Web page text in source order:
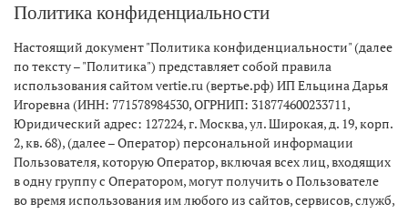
Политика конфиденциальности
Настоящий документ "Политика конфиденциальности" (далее
по тексту – "Политика") представляет собой правила
использования сайтом vertie.ru (вертье.рф) ИП Ельцина Дарья
Игоревна (ИНН: 771578984530, ОГРНИП: 318774600233711,
Юридический адрес: 127224, г. Москва, ул. Широкая, д. 19, корп.
2, кв. 68), (далее – Оператор) персональной информации
Пользователя, которую Оператор, включая всех лиц, входящих
в одну группу с Оператором, могут получить о Пользователе
во время использования им любого из сайтов, сервисов, служб,